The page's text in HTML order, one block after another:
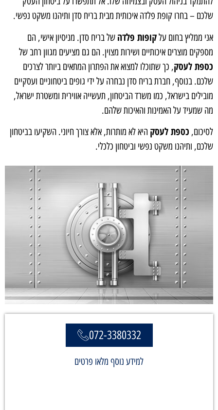
שלכם – בחרו קופת פלדה איכותית מבית בריח סדן ותיהנו משקט נפשי.
אני ממליץ בחום עלקופות פלדה של בריח סדן. מניסיון אישי, הם
מספקים מוצרים איכותיים ושירות מצוין. הם גם מציעים מגוון רחב של
כספת לעסק, כך שתוכלו למצוא את הפתרון המתאים ביותר לצרכים
שלכם. בנוסף, חברת בריח סדן נבחרה על ידי גופים ביטחוניים ועסקיים
מובילים בישראל, כמו משרד הביטחון, תעשייה אווירית ומשטרת ישראל,
מה שמעיד על האמינות והאיכות שלהם.
לסיכום, כספת לעסק היא לא מותרות, אלא צורך חיוני. השקיעו בביטחון
שלכם, ותיהנו משקט נפשי וביטחון כלכלי.
072-3380332
למידע נוסף מלאו פרטים